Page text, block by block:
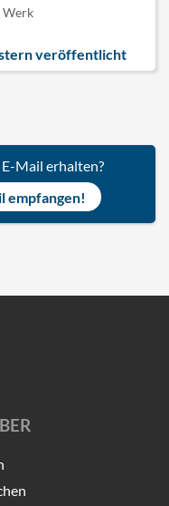
Werk
veröffentlicht
Mail erhalten?
empfangen!